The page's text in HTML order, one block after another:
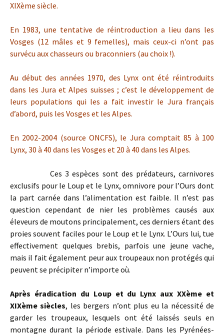
XIXème siècle.
En 1983, une tentative de réintroduction a lieu dans les
Vosges (12 mâles et 9 femelles), mais ceux-ci n’ont pas
survécu aux chasseurs ou braconniers (au choix !).
Au début des années 1970, des Lynx ont été réintroduits
dans les Jura et Alpes suisses ; c’est le développement de
leurs populations qui les a fait investir le Jura français
d’abord, puis les Vosges et les Alpes.
En 2002-2004 (source ONCFS), le Jura comptait 85 à 100
Lynx, 30 à 40 dans les Vosges et 20 à 40 dans les Alpes.
Ces 3 espèces sont des prédateurs, carnivores
exclusifs pour le Loup et le Lynx, omnivore pour l’Ours dont
la part carnée dans l’alimentation est faible. Il n’est pas
question cependant de nier les problèmes causés aux
éleveurs de moutons principalement, ces derniers étant des
proies souvent faciles pour le Loup et le Lynx. L’Ours lui, tue
effectivement quelques brebis, parfois une jeune vache,
mais il fait également peur aux troupeaux non protégés qui
peuvent se précipiter n’importe où.
Après éradication du Loup et du Lynx aux XXème et
XIXème siècles, les bergers n’ont plus eu la nécessité de
garder les troupeaux, lesquels ont été laissés seuls en
montagne durant la période estivale. Dans les Pyrénées-